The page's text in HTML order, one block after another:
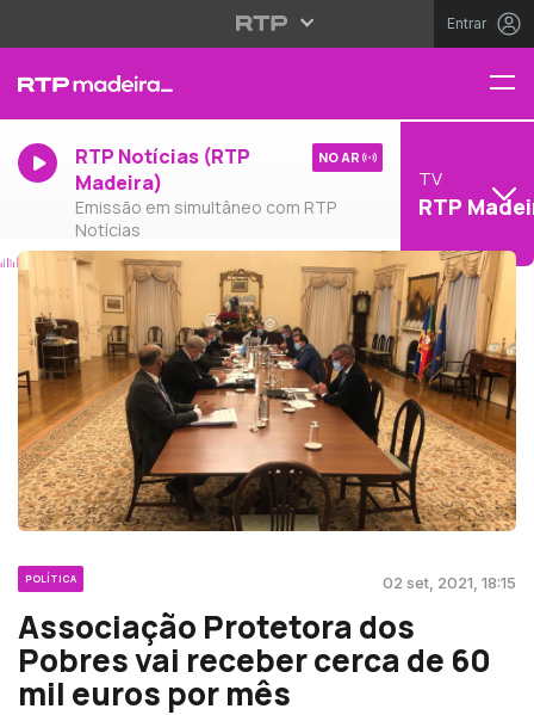
Entrar
RTP Notícias (RTP
Madeira)
Emissão em simultâneo com RTP
Notícias
NO AR
TV
RTP
POLÍTICA 02 set, 2021, 18:15
Associação Protetora dos
Pobres vai receber cerca de 60
mil euros por mês